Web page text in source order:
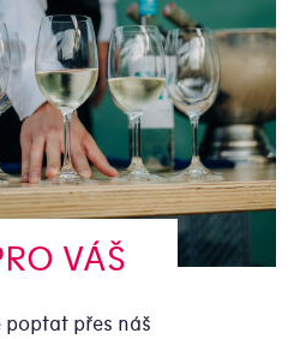
VÁŠ
poptat přes náš